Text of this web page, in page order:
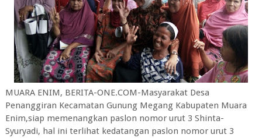
MUARA ENIM, BERITA-ONE.COM-Masyarakat Desa
Penanggiran Kecamatan Gunung Megang Kabupaten Muara
Enim,siap memenangkan paslon nomor urut 3 Shinta-
Syuryadi, hal ini terlihat kedatangan paslon nomor urut 3